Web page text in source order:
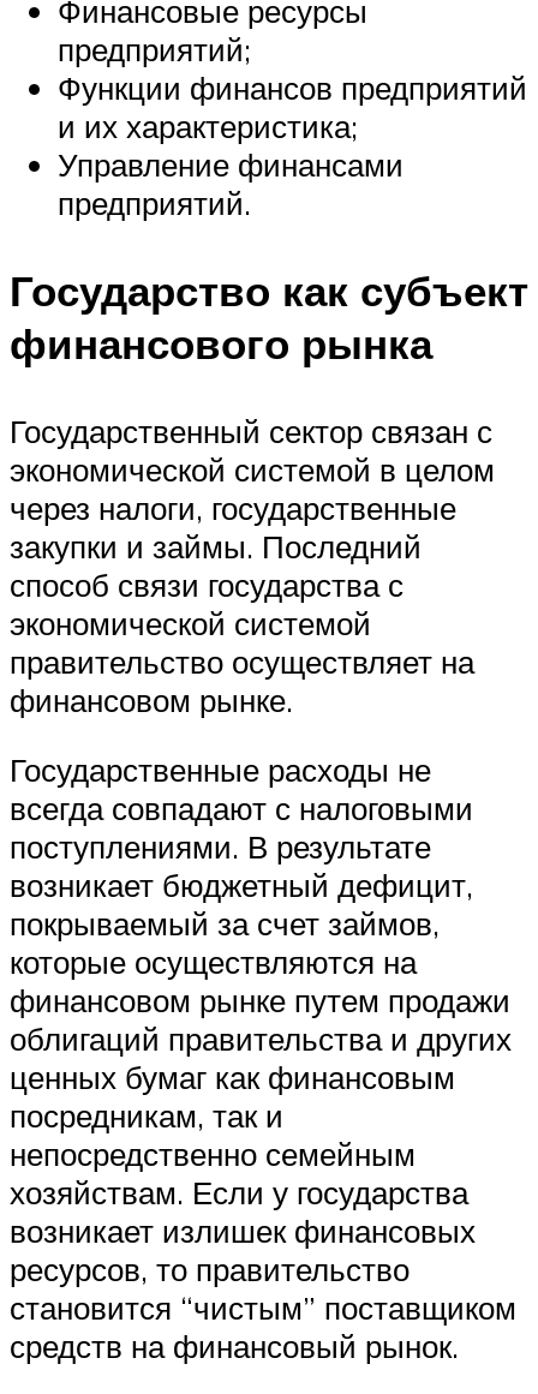
Финансовые ресурсы
предприятий;
Функции финансов предприятий
и их характеристика;
Управление финансами
предприятий.
Государство как субъект
финансового рынка
Государственный сектор связан с
экономической системой в целом
через налоги, государственные
закупки и займы. Последний
способ связи государства с
экономической системой
правительство осуществляет на
финансовом рынке.
Государственные расходы не
всегда совпадают с налоговыми
поступлениями. В результате
возникает бюджетный дефицит,
покрываемый за счет займов,
которые осуществляются на
финансовом рынке путем продажи
облигаций правительства и других
ценных бумаг как финансовым
посредникам, так и
непосредственно семейным
хозяйствам. Если у государства
возникает излишек финансовых
ресурсов, то правительство
становится “чистым” поставщиком
средств на финансовый рынок.